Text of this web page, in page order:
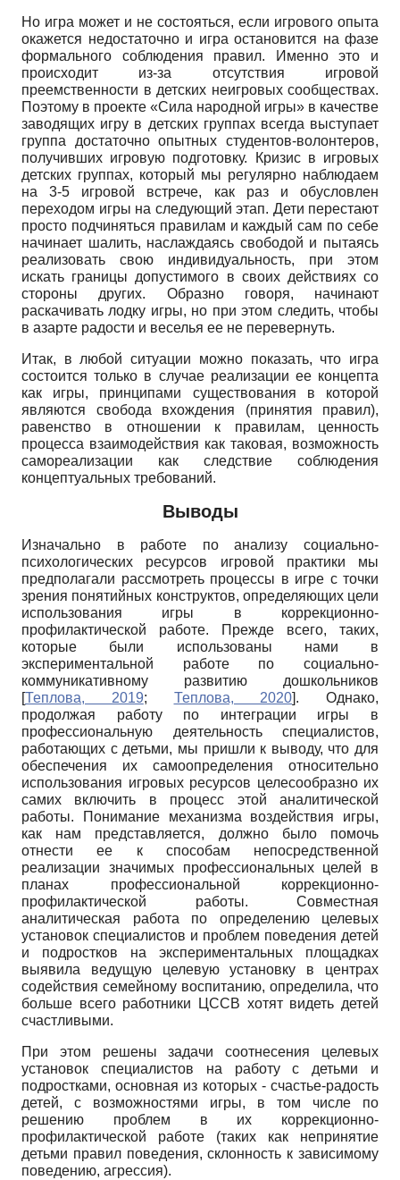
Но игра может и не состояться, если игрового опыта
окажется недостаточно и игра остановится на фазе
формального соблюдения правил. Именно это и
происходит из-за отсутствия игровой
преемственности в детских неигровых сообществах.
Поэтому в проекте «Сила народной игры» в качестве
заводящих игру в детских группах всегда выступает
группа достаточно опытных студентов-волонтеров,
получивших игровую подготовку. Кризис в игровых
детских группах, который мы регулярно наблюдаем
на 3-5 игровой встрече, как раз и обусловлен
переходом игры на следующий этап. Дети перестают
просто подчиняться правилам и каждый сам по себе
начинает шалить, наслаждаясь свободой и пытаясь
реализовать свою индивидуальность, при этом
искать границы допустимого в своих действиях со
стороны других. Образно говоря, начинают
раскачивать лодку игры, но при этом следить, чтобы
в азарте радости и веселья ее не перевернуть.
Итак, в любой ситуации можно показать, что игра
состоится только в случае реализации ее концепта
как игры, принципами существования в которой
являются свобода вхождения (принятия правил),
равенство в отношении к правилам, ценность
процесса взаимодействия как таковая, возможность
самореализации как следствие соблюдения
концептуальных требований.
Выводы
Изначально в работе по анализу социально-
психологических ресурсов игровой практики мы
предполагали рассмотреть процессы в игре с точки
зрения понятийных конструктов, определяющих цели
использования игры в коррекционно-
профилактической работе. Прежде всего, таких,
которые были использованы нами в
экспериментальной работе по социально-
коммуникативному развитию дошкольников
[Теплова, 2019; Теплова, 2020]. Однако,
продолжая работу по интеграции игры в
профессиональную деятельность специалистов,
работающих с детьми, мы пришли к выводу, что для
обеспечения их самоопределения относительно
использования игровых ресурсов целесообразно их
самих включить в процесс этой аналитической
работы. Понимание механизма воздействия игры,
как нам представляется, должно было помочь
отнести ее к способам непосредственной
реализации значимых профессиональных целей в
планах профессиональной коррекционно-
профилактической работы. Совместная
аналитическая работа по определению целевых
установок специалистов и проблем поведения детей
и подростков на экспериментальных площадках
выявила ведущую целевую установку в центрах
содействия семейному воспитанию, определила, что
больше всего работники ЦССВ хотят видеть детей
счастливыми.
При этом решены задачи соотнесения целевых
установок специалистов на работу с детьми и
подростками, основная из которых - счастье-радость
детей, с возможностями игры, в том числе по
решению проблем в их коррекционно-
профилактической работе (таких как непринятие
детьми правил поведения, склонность к зависимому
поведению, агрессия).